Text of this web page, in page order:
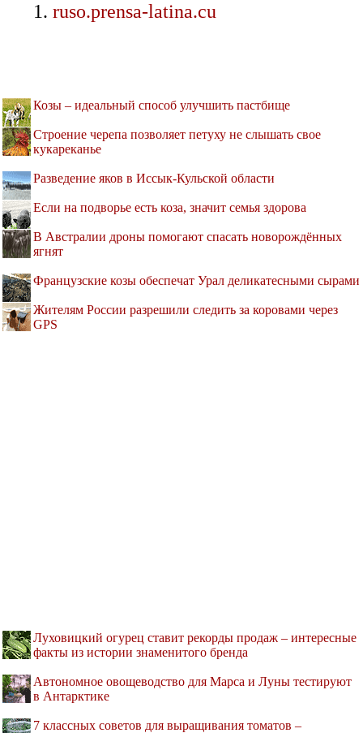
ruso.prensa-latina.cu
Козы – идеальный способ улучшить пастбище
Строение черепа позволяет петуху не слышать свое
кукареканье
Разведение яков в Иссык-Кульской области
Если на подворье есть коза, значит семья здорова
В Австралии дроны помогают спасать новорождённых
ягнят
Французские козы обеспечат Урал деликатесными сырами
Жителям России разрешили следить за коровами через
GPS
Луховицкий огурец ставит рекорды продаж – интересные
факты из истории знаменитого бренда
Автономное овощеводство для Марса и Луны тестируют
в Антарктике
7 классных советов для выращивания томатов –